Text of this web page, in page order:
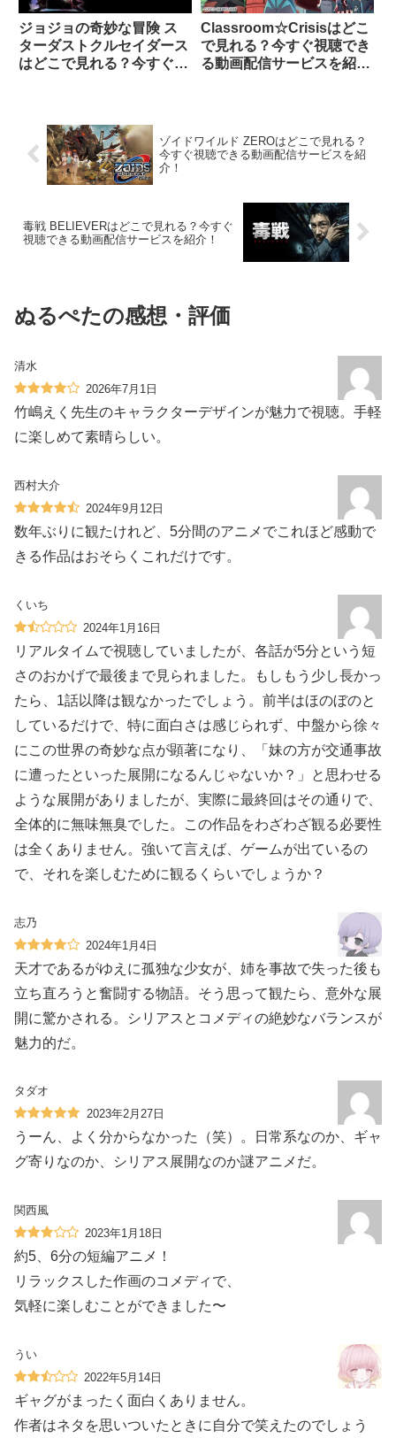
ジョジョの奇妙な冒険 ス
ターダストクルセイダース
はどこで見れる？今すぐ視
Classroom☆Crisisはどこ
で見れる？今すぐ視聴でき
る動画配信サービスを紹
ゾイドワイルド ZEROはどこで見れる？
今すぐ視聴できる動画配信サービスを紹
介！
毒戦 BELIEVERはどこで見れる？今すぐ
視聴できる動画配信サービスを紹介！
ぬるぺたの感想・評価
清水
2026年7月1日
竹嶋えく先生のキャラクターデザインが魅力で視聴。手軽
に楽しめて素晴らしい。
西村大介
2024年9月12日
数年ぶりに観たけれど、5分間のアニメでこれほど感動で
きる作品はおそらくこれだけです。
くいち
2024年1月16日
リアルタイムで視聴していましたが、各話が5分という短
さのおかげで最後まで見られました。もしもう少し長かっ
たら、1話以降は観なかったでしょう。前半はほのぼのと
しているだけで、特に面白さは感じられず、中盤から徐々
にこの世界の奇妙な点が顕著になり、「妹の方が交通事故
に遭ったといった展開になるんじゃないか？」と思わせる
ような展開がありましたが、実際に最終回はその通りで、
全体的に無味無臭でした。この作品をわざわざ観る必要性
は全くありません。強いて言えば、ゲームが出ているの
で、それを楽しむために観るくらいでしょうか？
志乃
2024年1月4日
天才であるがゆえに孤独な少女が、姉を事故で失った後も
立ち直ろうと奮闘する物語。そう思って観たら、意外な展
開に驚かされる。シリアスとコメディの絶妙なバランスが
魅力的だ。
タダオ
2023年2月27日
うーん、よく分からなかった（笑）。日常系なのか、ギャ
グ寄りなのか、シリアス展開なのか謎アニメだ。
関西風
2023年1月18日
約5、6分の短編アニメ！
リラックスした作画のコメディで、
気軽に楽しむことができました〜
うい
2022年5月14日
ギャグがまったく面白くありません。
作者はネタを思いついたときに自分で笑えたのでしょう